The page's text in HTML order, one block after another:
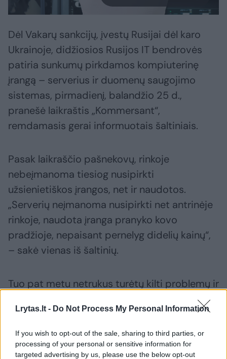
Lrytas.lt - Do Not Process My Personal Information
If you wish to opt-out of the sale, sharing to third parties, or
processing of your personal or sensitive information for
targeted advertising by us, please use the below opt-out
Dėl Vakarų sankcijų, įvestų Rusijai dėl karo
Ukrainoje, didžiosios Rusijos IT bendrovės
patiria sunkumų pirkdamos kompiuterinę
įrangą – serverius ir duomenų saugojimo
sistemas, pirmadienį, balandžio 25 d.,
pranešė laikraštis „Kommersant“,
remdamasis gerai informuotais šaltiniais.
Pasak laikraščio pašnekovų, rinkoje
nebeįmanoma tiesiog nusipirkti
užsienietiškos įrangos, net ir naudotos.
„Serverių neįmanoma nusipirkti net antrinėje
rinkoje, naudota įranga pranyko kovo
pradžioje, nepaisant pernelyg didelių kainų“,
– sakė vienas iš šaltinių.
Tuo pat metu netrukus turėtų kilti problemų ir
„Elbrus“ procesorių, kurių pagrindu jie veikia,
atsargos – o naujo stabilaus tiekimo kol kas
nesitikima.